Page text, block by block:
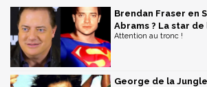
Brendan Fraser en
Abrams ? La star
Attention au tronc !
George de la